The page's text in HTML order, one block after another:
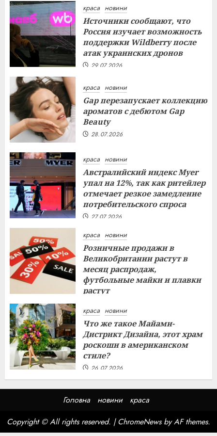
краса новини
Источники сообщают, что
Россия изучает возможность
поддержки Wildberry после
атак украинских дронов
29.07.2026
краса новини
Gap перезапускает коллекцию
ароматов с дебютом Gap
Beauty
28.07.2026
краса новини
Австралийский индекс Myer
упал на 12%, так как ритейлер
отмечает резкое замедление
потребительского спроса
27.07.2026
краса новини
Розничные продажи в
Великобритании растут в
месяц распродаж,
футбольные майки и плавки
растут
краса новини
Что же такое Майами-
Дистрикт Дизайна, этот храм
роскоши в американском
стиле?
26.07.2026
Головна новини
краса
Copyright © All rights reserved. |ChromeNewsby AF themes.